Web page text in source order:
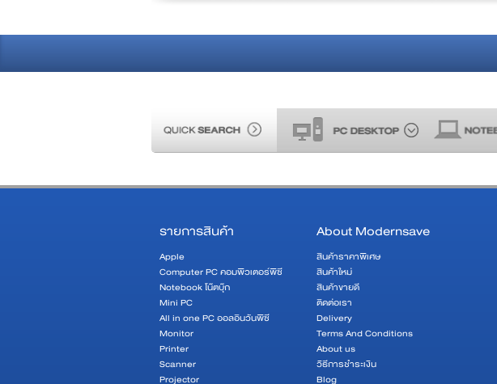
รายการสินค้า
Apple
Computer PC คอมพิวเตอร์พีซี
Notebook โน๊ตบุ๊ก
Mini PC
All in one PC ออลอินวันพีซี
Monitor
Printer
Scanner
Projector
About Modernsave
สินค้าราคาพิเศษ
สินค้าใหม่
สินค้าขายดี
ติดต่อเรา
Delivery
Terms And Conditions
About us
วิธีการชำระเงิน
Blog